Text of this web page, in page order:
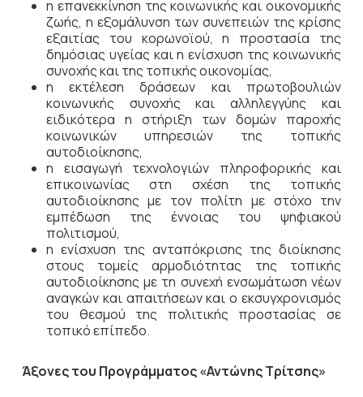
η επανεκκίνηση της κοινωνικής και οικονομικής
ζωής, η εξομάλυνση των συνεπειών της κρίσης
εξαιτίας του κορωνοϊού, η προστασία της
δημόσιας υγείας και η ενίσχυση της κοινωνικής
συνοχής και της τοπικής οικονομίας,
η εκτέλεση δράσεων και πρωτοβουλιών
κοινωνικής συνοχής και αλληλεγγύης και
ειδικότερα η στήριξη των δομών παροχής
κοινωνικών υπηρεσιών της τοπικής
αυτοδιοίκησης,
η εισαγωγή τεχνολογιών πληροφορικής και
επικοινωνίας στη σχέση της τοπικής
αυτοδιοίκησης με τον πολίτη με στόχο την
εμπέδωση της έννοιας του ψηφιακού
πολιτισμού,
η ενίσχυση της ανταπόκρισης της διοίκησης
στους τομείς αρμοδιότητας της τοπικής
αυτοδιοίκησης με τη συνεχή ενσωμάτωση νέων
αναγκών και απαιτήσεων και ο εκσυγχρονισμός
του θεσμού της πολιτικής προστασίας σε
τοπικό επίπεδο.
Άξονες του Προγράμματος «Αντώνης Τρίτσης»